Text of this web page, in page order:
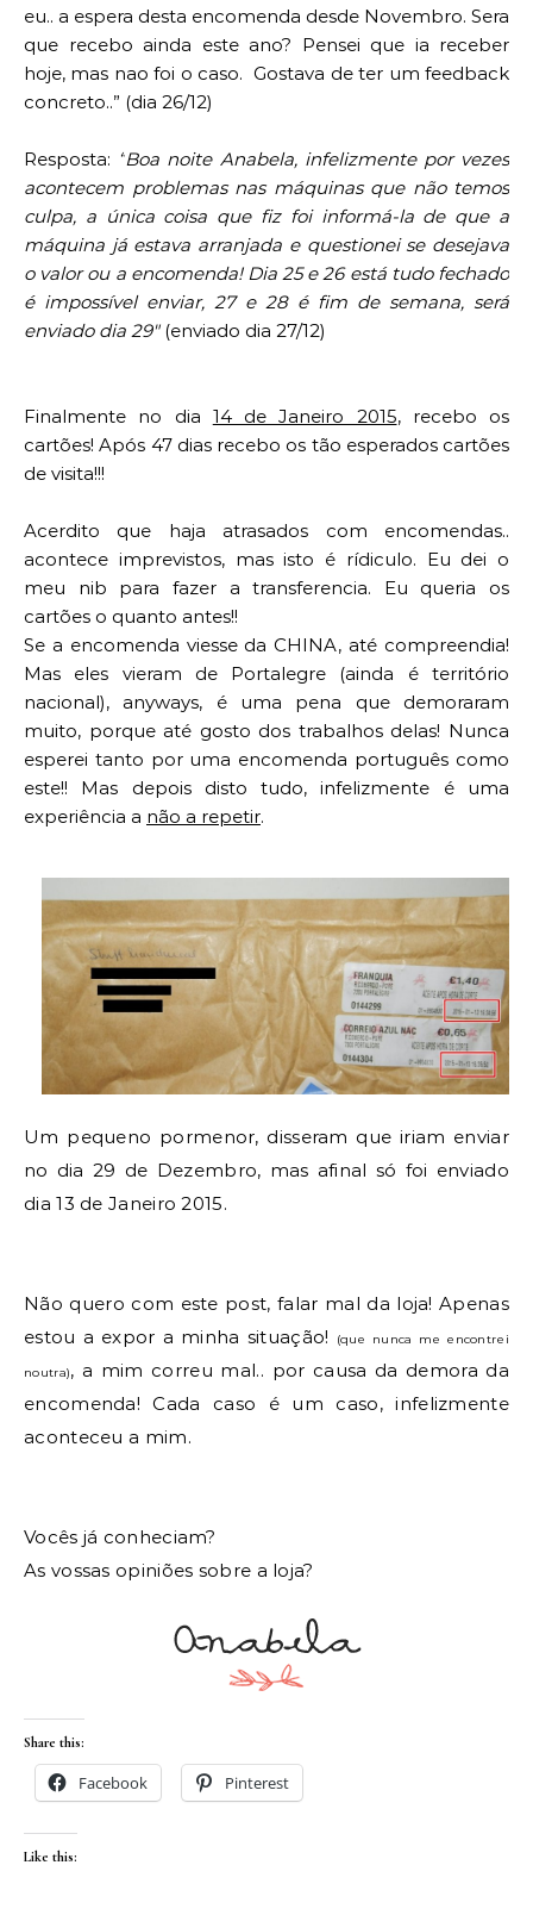
eu.. a espera desta encomenda desde Novembro. Sera
que recebo ainda este ano? Pensei que ia receber
hoje, mas nao foi o caso.  Gostava de ter um feedback
concreto..” (dia 26/12)
Resposta: “Boa noite Anabela, infelizmente por vezes
acontecem problemas nas máquinas que não temos
culpa, a única coisa que fiz foi informá-la de que a
máquina já estava arranjada e questionei se desejava
o valor ou a encomenda! Dia 25 e 26 está tudo fechado
é impossível enviar, 27 e 28 é fim de semana, será
enviado dia 29″ (enviado dia 27/12)
Finalmente no dia 14 de Janeiro 2015, recebo os
cartões! Após 47 dias recebo os tão esperados cartões
de visita!!!
Acerdito que haja atrasados com encomendas..
acontece imprevistos, mas isto é rídiculo. Eu dei o
meu nib para fazer a transferencia. Eu queria os
cartões o quanto antes!!
Se a encomenda viesse da CHINA, até compreendia!
Mas eles vieram de Portalegre (ainda é território
nacional), anyways, é uma pena que demoraram
muito, porque até gosto dos trabalhos delas! Nunca
esperei tanto por uma encomenda português como
experiência a não a repetir.
Um pequeno pormenor, disseram que iriam enviar
no dia 29 de Dezembro, mas afinal só foi enviado
dia 13 de Janeiro 2015.
Não quero com este post, falar mal da loja! Apenas
estou a expor a minha situação!
(que nunca me encontrei
noutra), a mim correu mal.. por causa da demora da
encomenda! Cada caso é um caso, infelizmente
aconteceu a mim.
Vocês já conheciam?
As vossas opiniões sobre a loja?
Share this:
Facebook Pinterest
Like this: